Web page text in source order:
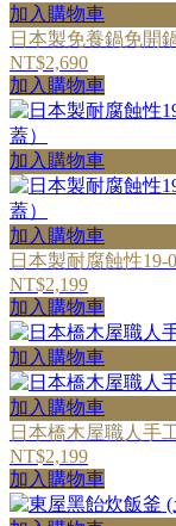
加入購物車
日本製免養鍋免開
NT$2,690
加入購物車
加入購物車
加入購物車
日本製耐腐蝕性19-
NT$2,199
加入購物車
加入購物車
加入購物車
日本橋木屋職人手
NT$2,199
加入購物車